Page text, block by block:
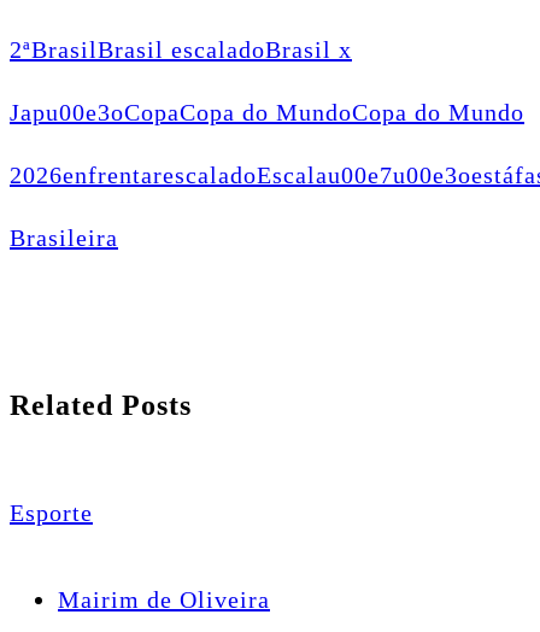
2ªBrasilBrasil escaladoBrasil x
Japu00e3oCopaCopa do MundoCopa do Mundo
2026enfrentarescaladoEscalau00e7u00e3oestá
Brasileira
Related Posts
Esporte
Mairim de Oliveira